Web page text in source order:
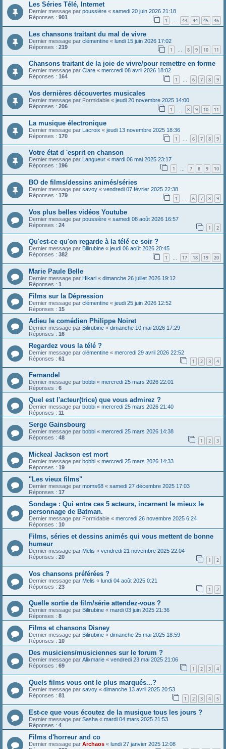
Les Séries Télé, Internet
Dernier message par poussière « samedi 20 juin 2026 21:18
Réponses : 901 1 … 43 44 45 46
Les chansons traitant du mal de vivre
Dernier message par clémentine « lundi 15 juin 2026 17:02
Réponses : 219 1 8 9 10 11
Chansons traitant de la joie de vivre/pour remettre en forme
Dernier message par Clare « mercredi 08 avril 2026 18:02
Réponses : 164 1 … 6 7 8 9
Vos dernières découvertes musicales
Dernier message par Formidable « jeudi 20 novembre 2025 14:00
Réponses : 206 1 … 8 9 10 11
La musique électronique
Dernier message par Lacroix « jeudi 13 novembre 2025 18:36
Réponses : 170 1 6 7 8 9
Votre état d 'esprit en chanson
Dernier message par Langueur « mardi 06 mai 2025 23:17
Réponses : 196 1 … 7 8 9 10
BO de films/dessins animés/séries
Dernier message par savoy « vendredi 07 février 2025 22:38
Réponses : 179 1 … 6 7 8 9
Vos plus belles vidéos Youtube
Dernier message par poussière « samedi 08 août 2026 16:57
Réponses : 24 1 2
Qu'est-ce qu'on regarde à la télé ce soir ?
Dernier message par Bilirubine « jeudi 06 août 2026 20:45
Réponses : 382 1 … 17 18 19 20
Marie Paule Belle
Dernier message par Hikari « dimanche 26 juillet 2026 19:12
Réponses : 1
Films sur la Dépression
Dernier message par clémentine « jeudi 25 juin 2026 12:52
Réponses : 15
Adieu le comédien Philippe Noiret
Dernier message par Bilirubine « dimanche 10 mai 2026 17:29
Réponses : 16
Regardez vous la télé ?
Dernier message par clémentine « mercredi 29 avril 2026 22:52
Réponses : 61 1 2 3 4
Fernandel
Dernier message par bobbi « mercredi 25 mars 2026 22:01
Réponses : 6
Quel est l'acteur(trice) que vous admirez ?
Dernier message par bobbi « mercredi 25 mars 2026 21:40
Réponses : 11
Serge Gainsbourg
Dernier message par bobbi « mercredi 25 mars 2026 14:38
Réponses : 48 1 2 3
Mickeal Jackson est mort
Dernier message par bobbi « mercredi 25 mars 2026 14:33
Réponses : 19
"Les vieux films"
Dernier message par moms68 « samedi 27 décembre 2025 17:03
Réponses : 17
Sondage : Qui entre ces 5 acteurs, incarnent le mieux le
personnage de Batman.
Dernier message par Formidable « mercredi 26 novembre 2025 6:24
Réponses : 10
Films, séries et dessins animés qui vous mettent de bonne
humeur
Dernier message par Melis « vendredi 21 novembre 2025 22:04
Réponses : 20 1 2
Vos chansons préférées ?
Dernier message par Melis « lundi 04 août 2025 0:21
Réponses : 23 1 2
Quelle sortie de film/série attendez-vous ?
Dernier message par Bilirubine « mardi 03 juin 2025 21:36
Réponses : 8
Films et chansons Disney
Dernier message par Bilirubine « dimanche 25 mai 2025 18:59
Réponses : 10
Des musiciens/musiciennes sur le forum ?
Dernier message par Alixmarie « vendredi 23 mai 2025 21:06
Réponses : 69 1 2 3 4
Quels films vous ont le plus marqués...?
Dernier message par savoy « dimanche 13 avril 2025 20:53
Réponses : 81 1 2 3 4 5
Est-ce que vous écoutez de la musique tous les jours ?
Dernier message par Sasha « mardi 04 mars 2025 21:53
Réponses : 4
Films d'horreur and co
Dernier message par Archaos « lundi 27 janvier 2025 12:08